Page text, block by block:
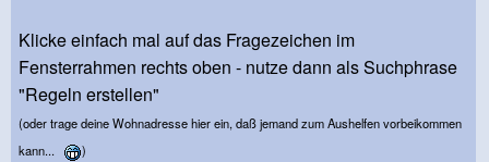
Klicke einfach mal auf das Fragezeichen im
Fensterrahmen rechts oben - nutze dann als Suchphrase
"Regeln erstellen"
(oder trage deine Wohnadresse hier ein, daß jemand zum Aushelfen vorbeikommen
kann...
)